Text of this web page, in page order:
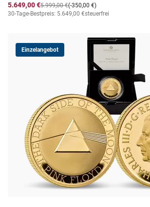
5.649,00 € (-350,00 €)
5.999,00 €
30-Tage-Bestpreis: 5.649,00 €steuerfrei
Einzelangebot